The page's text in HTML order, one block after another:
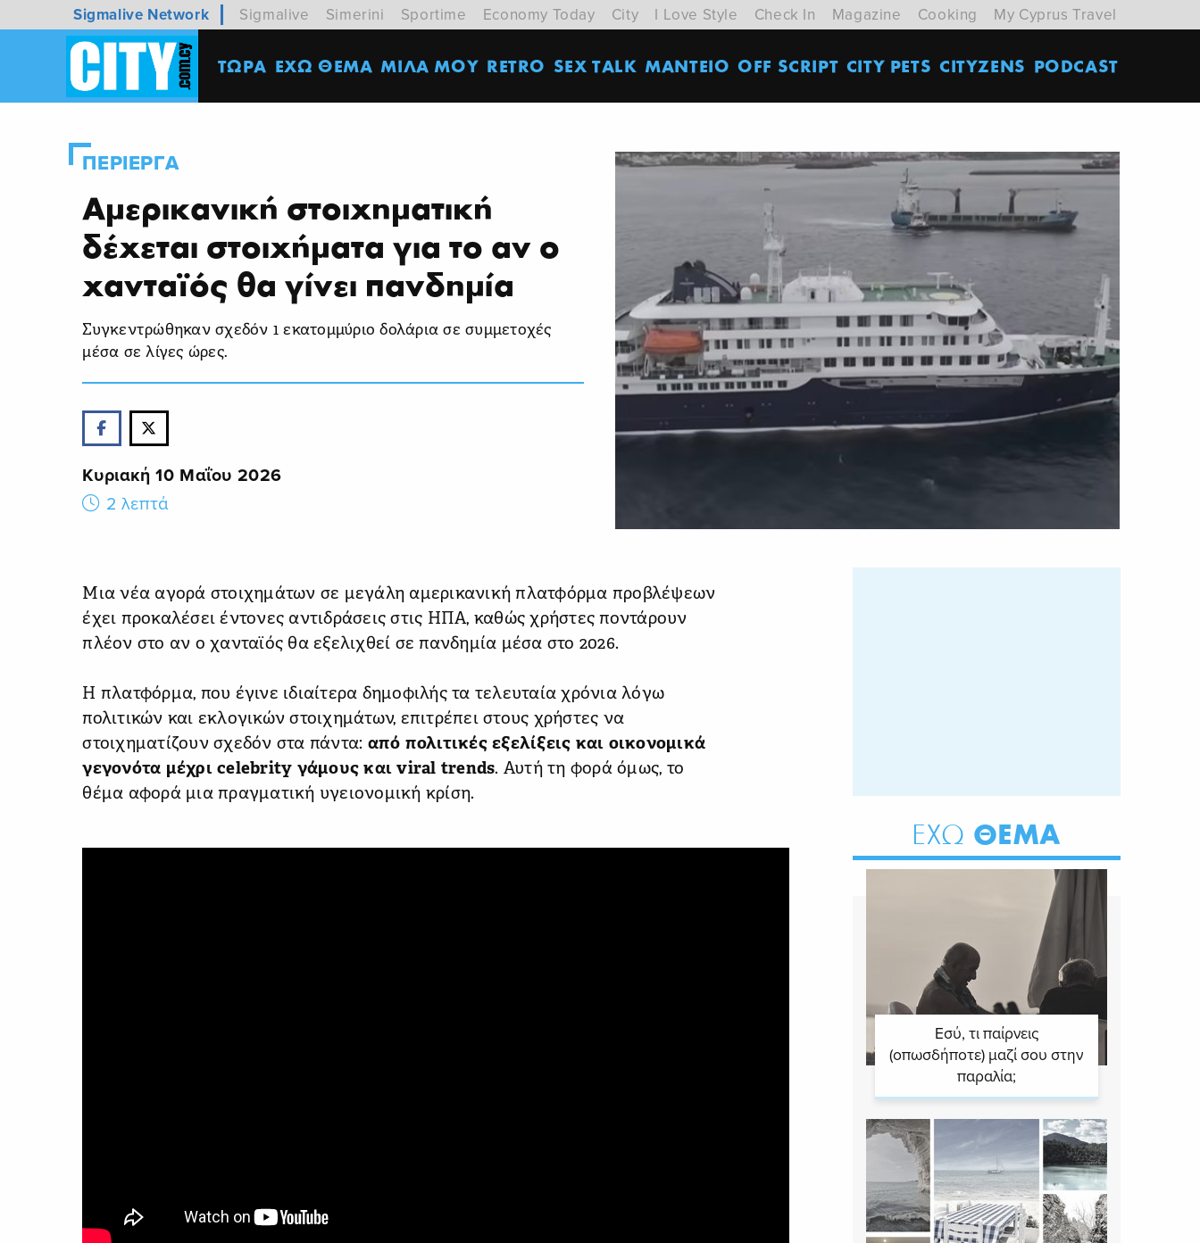
Sigmalive Network Sigmalive Simerini Sportime Economy Today City I Love Style Check In Magazine Cooking My Cyprus Travel
ΤΩΡΑ ΕΧΩ ΘΕΜΑ MΙΛΑ ΜΟΥ RETRO SEX TALK ΜΑΝΤΕΙΟ OFF SCRIPT CITY PETS CITYZENS PODCAST
ΠΕΡΙΕΡΓΑ
Αμερικανική στοιχηματική
δέχεται στοιχήματα για το αν ο
χανταϊός θα γίνει πανδημία
Συγκεντρώθηκαν σχεδόν 1 εκατομμύριο δολάρια σε συμμετοχές
μέσα σε λίγες ώρες.
Κυριακή 10 Μαΐου 2026
2 λεπτά
Μια νέα αγορά στοιχημάτων σε μεγάλη αμερικανική πλατφόρμα προβλέψεων
έχει προκαλέσει έντονες αντιδράσεις στις ΗΠΑ, καθώς χρήστες ποντάρουν
πλέον στο αν ο χανταϊός θα εξελιχθεί σε πανδημία μέσα στο 2026.
Η πλατφόρμα, που έγινε ιδιαίτερα δημοφιλής τα τελευταία χρόνια λόγω
πολιτικών και εκλογικών στοιχημάτων, επιτρέπει στους χρήστες να
στοιχηματίζουν σχεδόν στα πάντα: από πολιτικές εξελίξεις και οικονομικά
γεγονότα μέχρι celebrity γάμους και viral trends. Αυτή τη φορά όμως, το
θέμα αφορά μια πραγματική υγειονομική κρίση.
ΕΧΩ ΘΕΜΑ
Εσύ, τι παίρνεις
(οπωσδήποτε) μαζί σου στην
παραλία;